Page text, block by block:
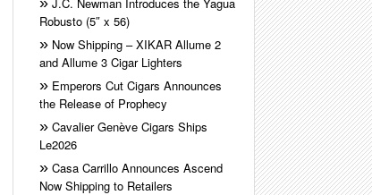
Robusto (5″ x 56)
Now Shipping – XIKAR Allume 2
and Allume 3 Cigar Lighters
Emperors Cut Cigars Announces
the Release of Prophecy
Cavalier Genève Cigars Ships
Le2026
Casa Carrillo Announces Ascend
Now Shipping to Retailers